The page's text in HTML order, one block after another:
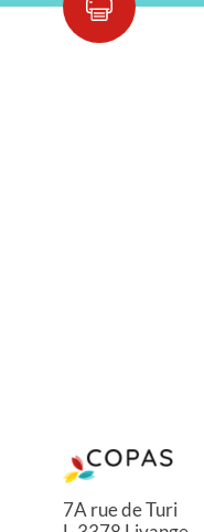
7A rue de Turi